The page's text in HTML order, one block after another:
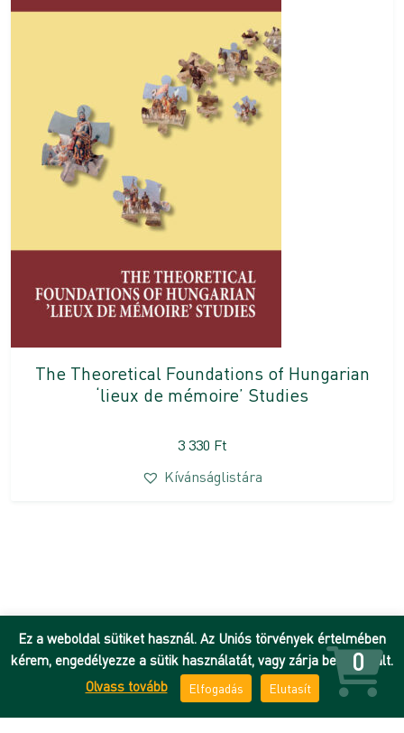
The Theoretical Foundations of Hungarian
‘lieux de mémoire’ Studies
3 330 Ft
Kívánságlistára
Ez a weboldal sütiket használ. Az Uniós törvények értelmében
kérem, engedélyezze a sütik használatát, vagy zárja be az oldalt.
Olvass tovább
Elfogadás Elutasít
0